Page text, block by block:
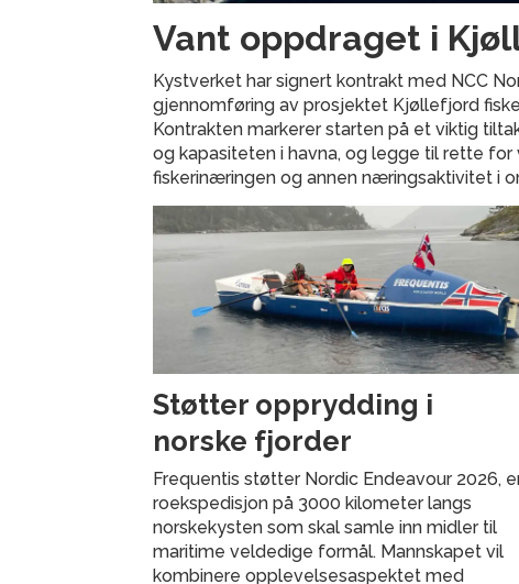
Vant oppdraget i
Kystverket har signert kontrakt med NCC
gjennomføring av prosjektet Kjøllefjord
Kontrakten markerer starten på et viktig
og kapasiteten i havna, og legge til rette for
fiskerinæringen og annen næringsaktivitet i
Støtter opprydding i
norske fjorder
Frequentis støtter Nordic Endeavour 2026,
roekspedisjon på 3000 kilometer langs
norskekysten som skal samle inn midler til
maritime veldedige formål. Mannskapet vil
kombinere opplevelsesaspektet med